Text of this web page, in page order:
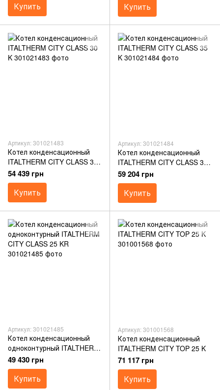
Купить Купить
Артикул: 301021483
Котел конденсационный
ITALTHERM CITY CLASS 30
K
54 439 грн
Купить
Артикул: 301021484
Котел конденсационный
ITALTHERM CITY CLASS 35
K
59 204 грн
Купить
Артикул: 301021485
Котел конденсационный
одноконтурный ITALTHERM
CITY CLASS 25 KR
49 430 грн
Купить
Артикул: 301001568
Котел конденсационный
ITALTHERM CITY TOP 25 K
71 117 грн
Купить